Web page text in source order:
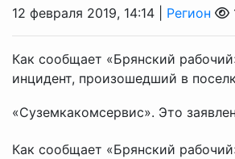
12 февраля 2019, 14:14 | Регион
Как сообщает «Брянский
инцидент, произошедший в
«Суземкакомсервис». Это
Как сообщает «Брянский